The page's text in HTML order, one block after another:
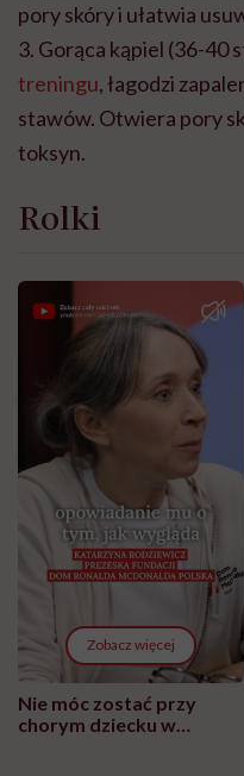
pory skóry i ułatwia
3. Gorąca kąpiel (36-40
treningu, łagodzi
stawów. Otwiera pory
toksyn.
Rolki
Zobacz więcej
Nie móc zostać przy
chorym dziecku w